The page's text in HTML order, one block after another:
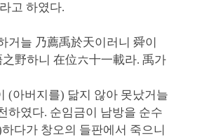
고 하였다.
거늘 乃薦禹於天이러니 舜이
野하니 在位六十一載라. 禹가
(아버지를) 닮지 않아 못났거늘
하였다. 순임금이 남방을 순수
다가 창오의 들판에서 죽으니